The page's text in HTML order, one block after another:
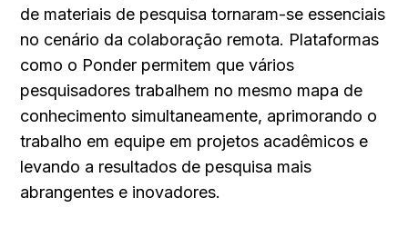
de materiais de pesquisa tornaram-se essenciais
no cenário da colaboração remota. Plataformas
como o Ponder permitem que vários
pesquisadores trabalhem no mesmo mapa de
conhecimento simultaneamente, aprimorando o
trabalho em equipe em projetos acadêmicos e
levando a resultados de pesquisa mais
abrangentes e inovadores.